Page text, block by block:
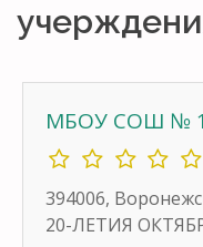
МБОУ СОШ №
394006,
20-ЛЕТИЯ